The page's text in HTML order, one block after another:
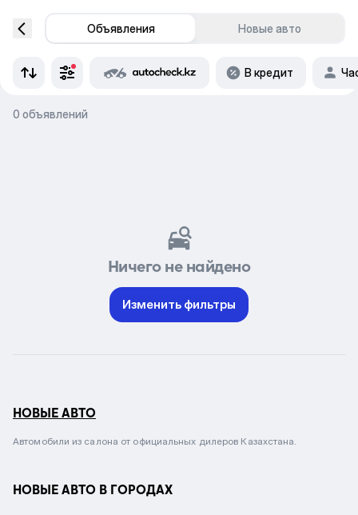
Объявления Новые авто
В кредит
0 объявлений
Ничего не найдено
Изменить фильтры
НОВЫЕ АВТО
Автомобили из салона от официальных дилеров Казахстана.
НОВЫЕ АВТО В ГОРОДАХ